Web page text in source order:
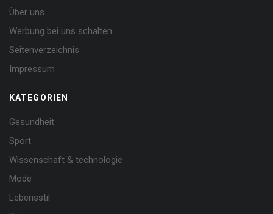
Über uns
Werbung bei uns schalten
Seitenverzeichnis
Impressum
KATEGORIEN
Gesundheit
Sport
Wissenschaft & technologie
Mode
Lebensstil